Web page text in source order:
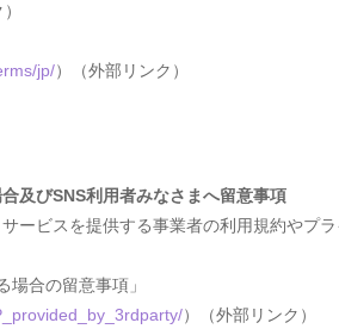
jp/）（外部リンク）
及びSNS利用者みなさまへ留意事項
ービスを提供する事業者の利用規約やプ
合の留意事項」
）（外部リンク）